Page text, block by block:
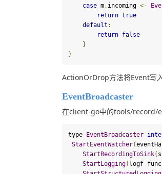
case m. incoming <-
return true
default :
return false
}
}
ActionOrDrop方法将Event写
EventBroadcaster
在client-go中的tools/record/
type EventBroadcaster
StartEventWatcher(
StartRecordingToSink(
StartLogging( logf func